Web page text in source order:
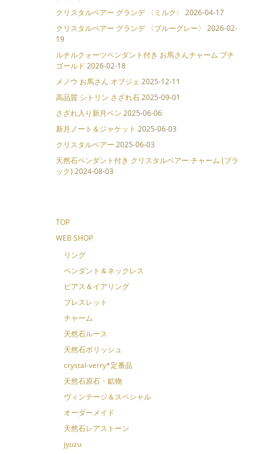
クリスタルベアー グランデ 〈ミルク〉
2026-04-17
クリスタルベアー グランデ 〈ブルーグレー〉
2026-02-
19
ルチルクォーツペンダント付き お馬さんチャーム プチ
ゴールド 2026-02-18
メノウ お馬さん オブジェ 2025-12-11
高品質 シトリン さざれ石 2025-09-01
さざれ入り新月ペン 2025-06-06
新月ノート＆ジャケット 2025-06-03
クリスタルベアー 2025-06-03
天然石ペンダント付き クリスタルベアー チャーム (ブラ
ック) 2024-08-03
TOP
WEB SHOP
リング
ペンダント＆ネックレス
ピアス＆イアリング
ブレスレット
チャーム
天然石ルース
天然石ポリッシュ
crystal-verry*定番品
天然石原石・鉱物
ヴィンテージ＆スペシャル
オーダーメイド
天然石レアストーン
jyuzu